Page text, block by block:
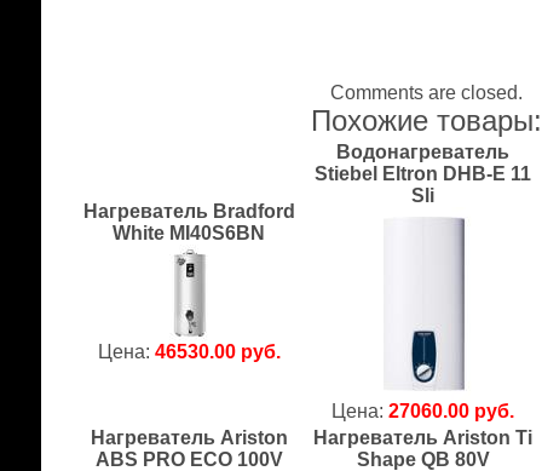
Comments are closed.
Похожие товары:
Нагреватель Bradford
White MI40S6BN
Цена: 46530.00 руб.
Водонагреватель
Stiebel Eltron DHB-E 11
Sli
Цена:27060.00 руб.
Нагреватель Ariston
ABS PRO ECO 100V
Нагреватель Ariston Ti
Shape QB 80V